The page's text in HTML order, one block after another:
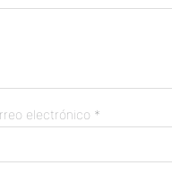
electrónico *